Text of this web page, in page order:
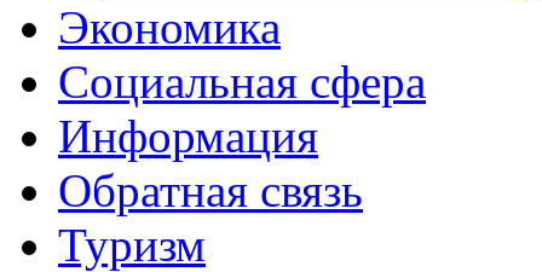
Экономика
Социальная сфера
Информация
Обратная связь
Туризм